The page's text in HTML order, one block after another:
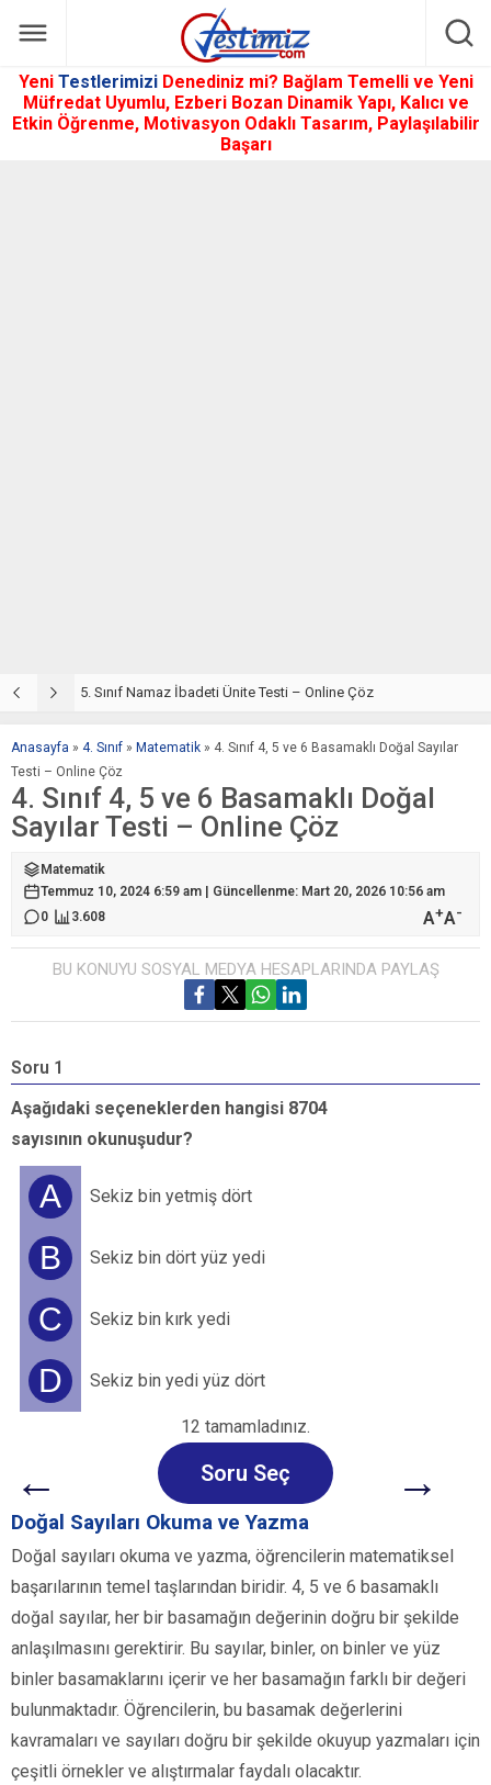
Yeni Testlerimizi Denediniz mi? Bağlam Temelli ve Yeni
Müfredat Uyumlu, Ezberi Bozan Dinamik Yapı, Kalıcı ve
Etkin Öğrenme, Motivasyon Odaklı Tasarım, Paylaşılabilir
Başarı
5. Sınıf Namaz İbadeti Ünite Testi – Online Çöz
Anasayfa » 4. Sınıf » Matematik » 4. Sınıf 4, 5 ve 6 Basamaklı Doğal Sayılar
Testi – Online Çöz
4. Sınıf 4, 5 ve 6 Basamaklı Doğal
Sayılar Testi – Online Çöz
Matematik
Temmuz 10, 2024 6:59 am | Güncellenme: Mart 20, 2026 10:56 am
0
3.608 A+A-
BU KONUYU SOSYAL MEDYA HESAPLARINDA PAYLAŞ
Soru 1
Aşağıdaki seçeneklerden hangisi 8704
sayısının okunuşudur?
A Sekiz bin yetmiş dört
B Sekiz bin dört yüz yedi
C Sekiz bin kırk yedi
D Sekiz bin yedi yüz dört
12 tamamladınız.
← Soru Seç →
Doğal Sayıları Okuma ve Yazma
Doğal sayıları okuma ve yazma, öğrencilerin matematiksel
başarılarının temel taşlarından biridir. 4, 5 ve 6 basamaklı
doğal sayılar, her bir basamağın değerinin doğru bir şekilde
anlaşılmasını gerektirir. Bu sayılar, binler, on binler ve yüz
binler basamaklarını içerir ve her basamağın farklı bir değeri
bulunmaktadır. Öğrencilerin, bu basamak değerlerini
kavramaları ve sayıları doğru bir şekilde okuyup yazmaları için
çeşitli örnekler ve alıştırmalar faydalı olacaktır.